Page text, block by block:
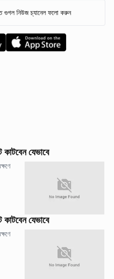
গুগল নিউজ চ্যানেল ফলো করুন
যেভাবে
যেভাবে